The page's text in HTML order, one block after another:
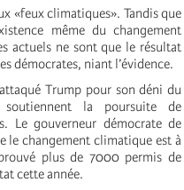
«feux climatiques». Tandis que
même du changement
actuels ne sont que le résultat
démocrates, niant l’évidence.
Trump pour son déni du
la poursuite de
Le gouverneur démocrate de
le changement climatique est à
plus de 7000 permis de
cette année.